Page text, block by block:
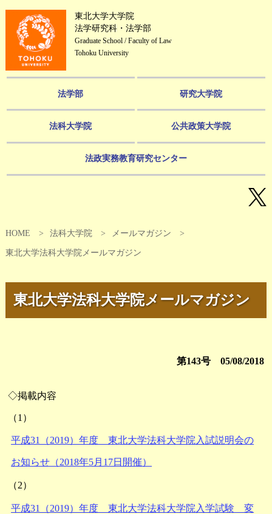
東北大学大学院
法学研究科・法学部
Graduate School / Faculty of Law
Tohoku University
法学部 研究大学院
法科大学院 公共政策大学院
法政実務教育研究センター
HOME 法科大学院 メールマガジン
東北大学法科大学院メールマガジン
東北大学法科大学院メールマガジン
第143号 05/08/2018
◇掲載内容
（1）
平成31（2019）年度 東北大学法科大学院入試説明会の
お知らせ（2018年5月17日開催）
（2）
平成31（2019）年度 東北大学法科大学院入学試験 変